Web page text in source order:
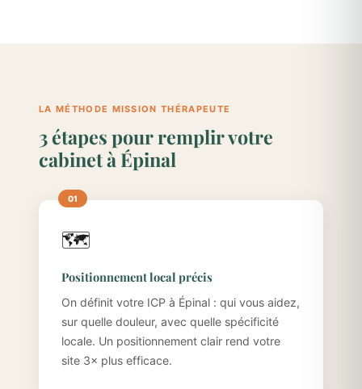
LA MÉTHODE MISSION THÉRAPEUTE
3 étapes pour remplir votre
cabinet à Épinal
🗺️
Positionnement local précis
On définit votre ICP à Épinal : qui vous aidez,
sur quelle douleur, avec quelle spécificité
locale. Un positionnement clair rend votre
site 3× plus efficace.